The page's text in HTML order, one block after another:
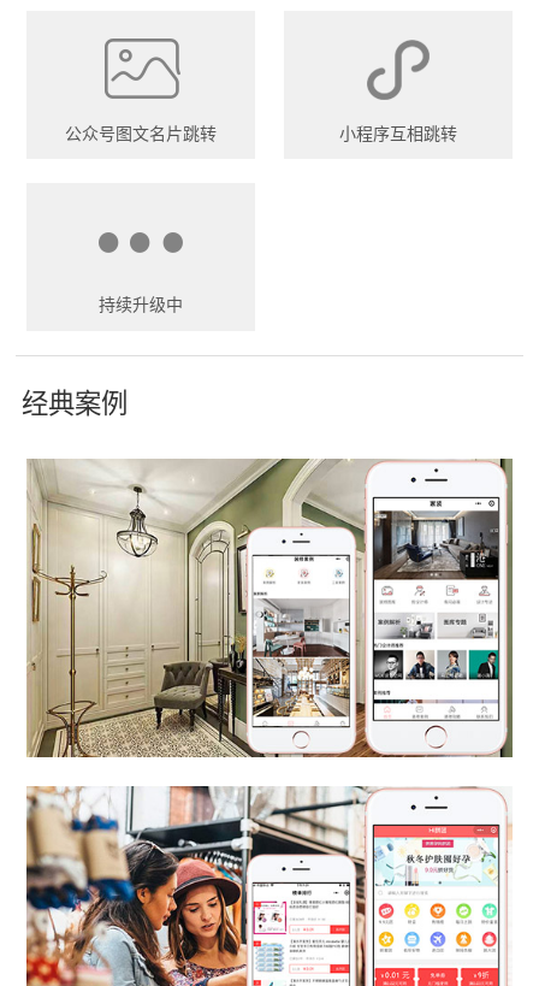
公众号图文名片跳转 小程序互相跳转
持续升级中
经典案例